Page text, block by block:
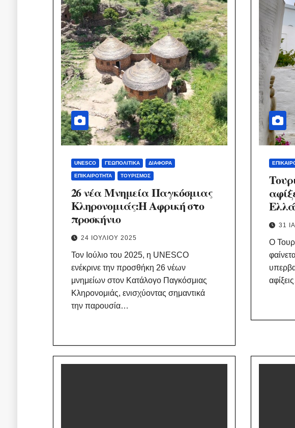
UNESCO ΓΕΩΠΟΛΙΤΙΚΆ ΔΙΆΦΟΡΑ
ΕΠΙΚΑΙΡΌΤΗΤΑ ΤΟΥΡΙΣΜΌΣ
26 νέα Μνημεία Παγκόσμιας
Κληρονομιάς:Η Αφρική στο
προσκήνιο
24 ΙΟΥΛΊΟΥ 2025
Τον Ιούλιο του 2025, η UNESCO
ενέκρινε την προσθήκη 26 νέων
μνημείων στον Κατάλογο Παγκόσμιας
Κληρονομιάς, ενισχύοντας σημαντικά
την παρουσία…
31
Ο